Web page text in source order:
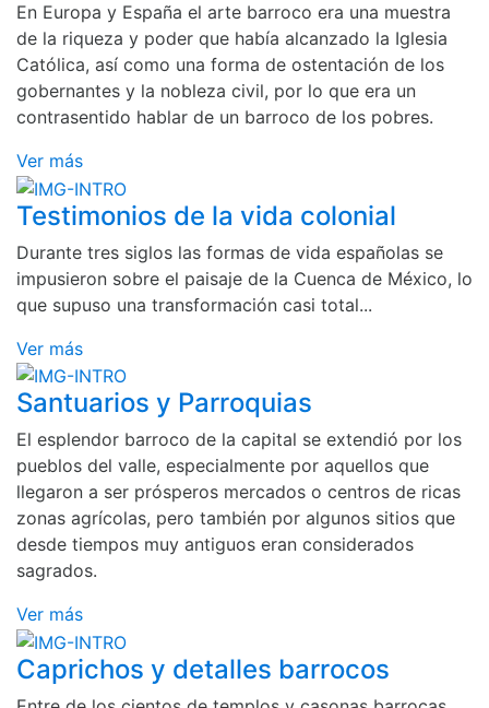
En Europa y España el arte barroco era una muestra
de la riqueza y poder que había alcanzado la Iglesia
Católica, así como una forma de ostentación de los
gobernantes y la nobleza civil, por lo que era un
contrasentido hablar de un barroco de los pobres.
Ver más
Testimonios de la vida colonial
Durante tres siglos las formas de vida españolas se
impusieron sobre el paisaje de la Cuenca de México, lo
que supuso una transformación casi total...
Ver más
Santuarios y Parroquias
El esplendor barroco de la capital se extendió por los
pueblos del valle, especialmente por aquellos que
llegaron a ser prósperos mercados o centros de ricas
zonas agrícolas, pero también por algunos sitios que
desde tiempos muy antiguos eran considerados
sagrados.
Ver más
Caprichos y detalles barrocos